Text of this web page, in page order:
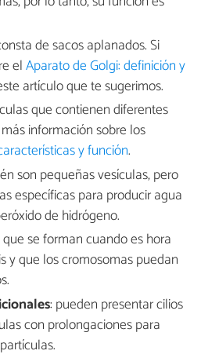
de sacos aplanados. Si
elAparato de Golgi: definición y
artículo que te sugerimos.
que contienen diferentes
información sobre los
y función.
son pequeñas vesículas, pero
específicas para producir agua
de hidrógeno.
se forman cuando es hora
y que los cromosomas puedan
: pueden presentar cilios
con prolongaciones para